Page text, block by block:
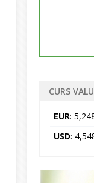
CURS
EUR:
USD: